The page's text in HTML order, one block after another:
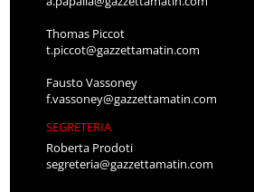
Thomas Piccot
t.piccot@gazzettamatin.com
Fausto Vassoney
f.vassoney@gazzettamatin.com
SEGRETERIA
Roberta Prodoti
segreteria@gazzettamatin.com